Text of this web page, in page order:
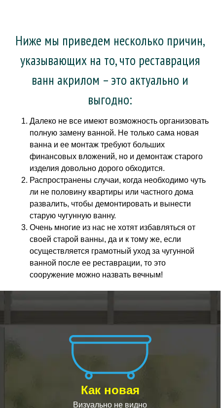
Ниже мы приведем несколько причин,
указывающих на то, что реставрация
ванн акрилом – это актуально и
выгодно:
Далеко не все имеют возможность организовать
полную замену ванной. Не только сама новая
ванна и ее монтаж требуют больших
финансовых вложений, но и демонтаж старого
изделия довольно дорого обходится.
Распространены случаи, когда необходимо чуть
ли не половину квартиры или частного дома
развалить, чтобы демонтировать и вынести
старую чугунную ванну.
Очень многие из нас не хотят избавляться от
своей старой ванны, да и к тому же, если
осуществляется грамотный уход за чугунной
ванной после ее реставрации, то это
сооружение можно назвать вечным!
Как новая
Визуально не видно